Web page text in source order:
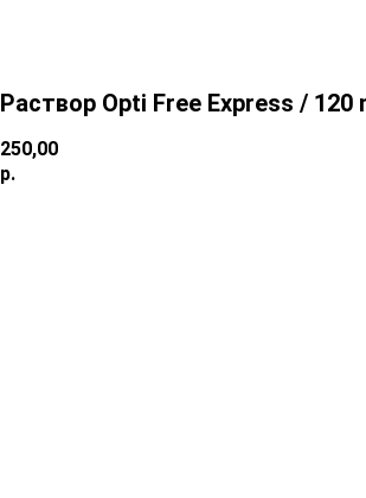
Раствор Opti Free Express / 120
250,00
р.